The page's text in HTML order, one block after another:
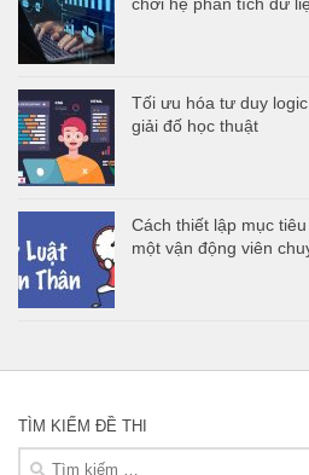
chơi hệ phân tích dữ
Tối ưu hóa tư duy
giải đố học thuật
Cách thiết lập mục
một vận động viên
TÌM KIẾM ĐỀ THI
Tìm